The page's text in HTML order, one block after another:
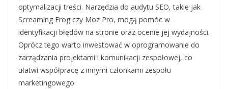
optymalizacji treści. Narzędzia do audytu SEO, takie jak
Screaming Frog czy Moz Pro, mogą pomóc w
identyfikacji błędów na stronie oraz ocenie jej wydajności.
Oprócz tego warto inwestować w oprogramowanie do
zarządzania projektami i komunikacji zespołowej, co
ułatwi współpracę z innymi członkami zespołu
marketingowego.